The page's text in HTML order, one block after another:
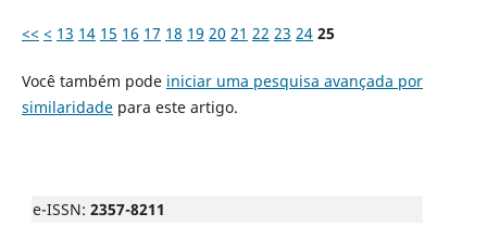
<< < 13 14 15 16 17 18 19 20 21 22 23 24 25
Você também pode iniciar uma pesquisa avançada por
similaridadepara este artigo.
e-ISSN: 2357-8211